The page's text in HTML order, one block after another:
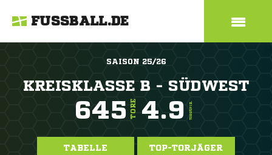
FUSSBALL.DE
SAISON 25/26
KREISKLASSE B - SÜDWEST
645 TORE 4.9 TORE/SPIEL
TABELLE TOP-TORJÄGER